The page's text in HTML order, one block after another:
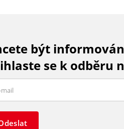
být
se k odběru